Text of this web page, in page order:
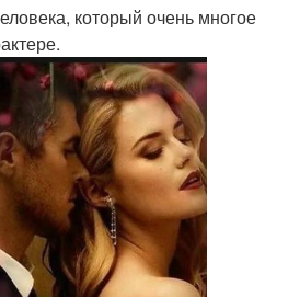
который очень многое